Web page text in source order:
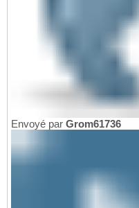
Envoyé par Grom61736